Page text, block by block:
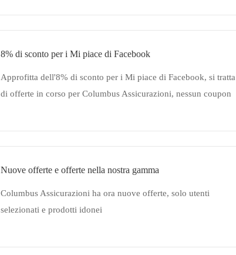
8% di sconto per i Mi piace di Facebook
Approfitta dell'8% di sconto per i Mi piace di Facebook, si tratta
di offerte in corso per Columbus Assicurazioni, nessun coupon
Nuove offerte e offerte nella nostra gamma
Columbus Assicurazioni ha ora nuove offerte, solo utenti
selezionati e prodotti idonei